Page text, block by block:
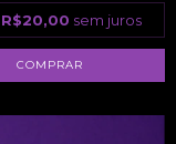
R$20,00 sem juros
COMPRAR